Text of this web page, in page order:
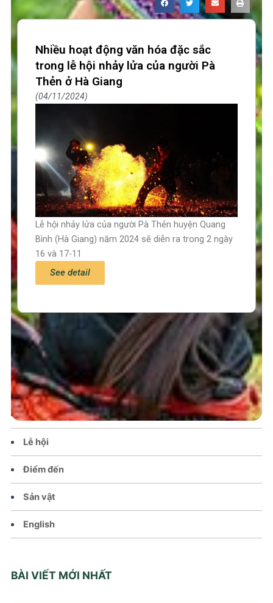
Trang chủ
Tin tức – Sự kiện
Chính sách
Văn hoá – Đời sống
Lễ hội
Điểm đến
Sản vật
English
BÀI VIẾT MỚI NHẤT
Nhiều hoạt động văn hóa đặc sắc
trong lễ hội nhảy lửa của người Pà
Thẻn ở Hà Giang
04/11/2024
Lễ hội nhảy lửa của người Pà Thẻn huyện Quang
Bình (Hà Giang) năm 2024 sẽ diễn ra trong 2 ngày
16 và 17-11
See detail